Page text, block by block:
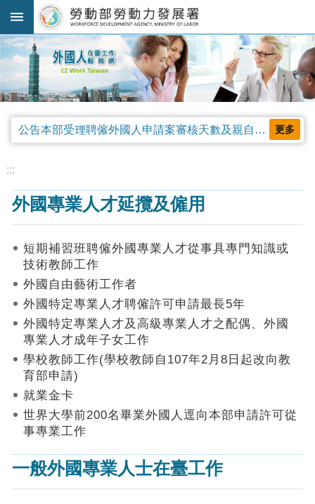
跳到主要內容區塊
進
階
搜
尋
規
公
告
及
釋
查
作
申
及
工
:::
公告本部受理聘僱外國人申請案審核天數及親自領件相關事項，並自中華民國115年4月13日生效。 更多
:::
外國專業人才延攬及僱用
短期補習班聘僱外國專業人才從事具專門知識或
技術教師工作
外國自由藝術工作者
外國特定專業人才聘僱許可申請最長5年
外國特定專業人才及高級專業人才之配偶、外國
專業人才成年子女工作
學校教師工作(學校教師自107年2月8日起改向教
育部申請)
就業金卡
世界大學前200名畢業外國人逕向本部申請許可從
事專業工作
一般外國專業人士在臺工作